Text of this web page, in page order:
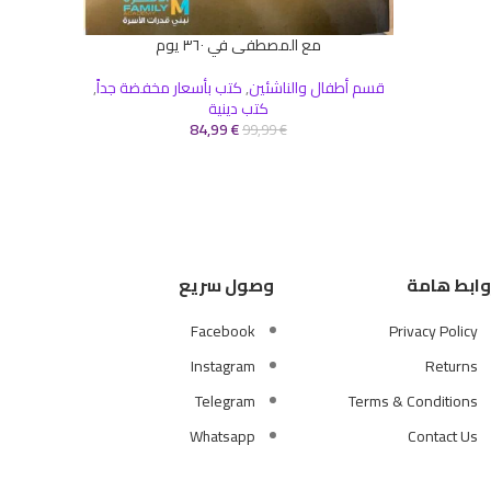
قراءة المزيدمع المصطفى في ٣٦٠ يوم
قسم أطفال والناشئين,كتب بأسعار مخفضة جداً,
كتب دينية
99,99€
84,99€
هامة
Privacy Policy
Returns
Terms & Conditions
Contact Us
وصول سريع
Facebook
Instagram
Telegram
Whatsapp